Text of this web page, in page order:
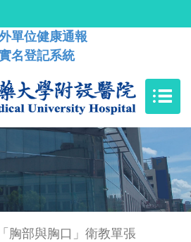
單位健康通報
名登記系統
「胸部與胸口」衛教單張